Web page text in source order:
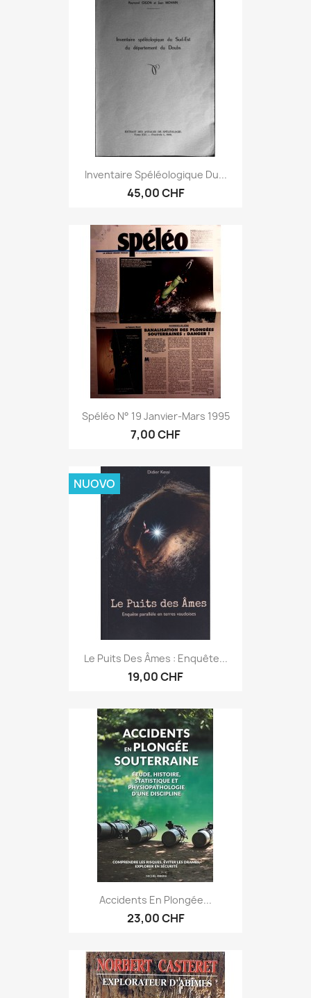
Inventaire Spéléologique Du...
45,00 CHF
Spéléo N° 19 Janvier-Mars 1995
7,00 CHF
Le Puits Des Âmes : Enquête...
19,00 CHF
NUOVO
Accidents En Plongée...
23,00 CHF